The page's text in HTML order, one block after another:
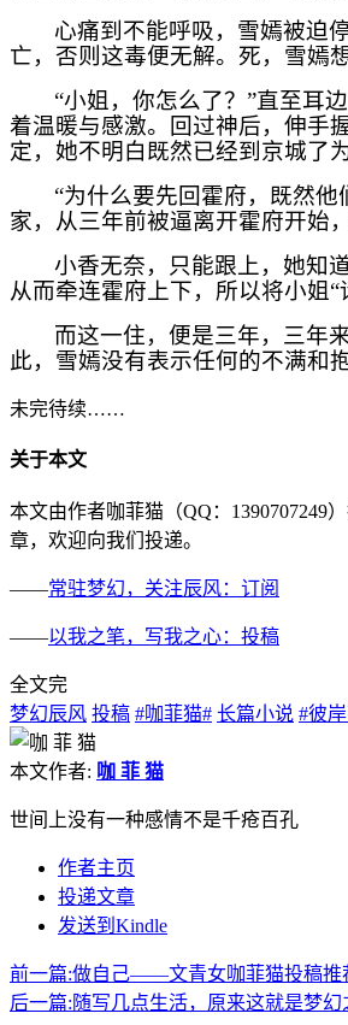
心痛到不能呼吸，雪嫣被迫
亡，否则这毒便无解。死，雪嫣
“小姐，你怎么了？”直至耳
着温暖与感激。回过神后，伸手
定，她不明白既然已经到京城了
“为什么要先回霍府，既然
家，从三年前被逼离开霍府开始
小香无奈，只能跟上，她知
从而牵连霍府上下，所以将小姐“
而这一住，便是三年，三年
此，雪嫣没有表示任何的不满和
未完待续……
关于本文
本文由作者咖菲猫（QQ：
章，欢迎向我们投递。
——常驻梦幻，关注辰风：订阅
——以我之笔，写我之心：投稿
全文完
梦幻辰风 投稿 #咖菲猫# 长篇小说 #彼
本文作者: 咖 菲 猫
世间上没有一种感情不是千疮百孔
作者主页
投递文章
发送到Kindle
前一篇:做自己——文青女咖菲猫投稿推
后一篇:随写几点生活，原来这就是梦幻